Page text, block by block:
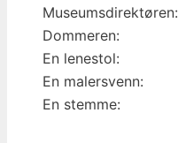
Museumsdirektøren:
Dommeren:
En lenestol:
En malersvenn:
En stemme: